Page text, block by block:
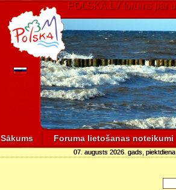
POLSKA.LV forums par
Sākums Foruma lietošanas noteikumi
07. augusts 2026. gads, piektdiena